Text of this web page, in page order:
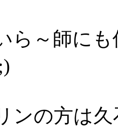
ら～師に
ンの方は